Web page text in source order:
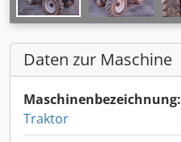
Daten zur Maschine
Maschinenbezeichnung:
Traktor